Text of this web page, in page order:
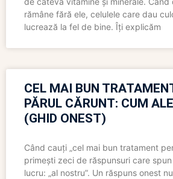
rămâne fără ele, celulele care dau
lucrează la fel de bine. Îți explicăm
CEL MAI BUN
PĂRUL CĂRUNT: CUM
(GHID ONEST)
Când cauți „cel mai bun tratament
primești zeci de răspunsuri care
lucru: „al nostru”. Un răspuns onest